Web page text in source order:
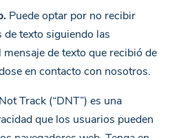
Puede optar por no recibir
de texto siguiendo las
de texto que recibió de
en contacto con nosotros.
Track (“DNT”) es una
que los usuarios pueden